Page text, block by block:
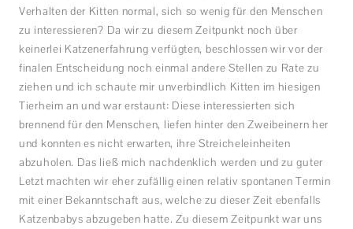
Verhalten der Kitten normal, sich so wenig für den Menschen
zu interessieren? Da wir zu diesem Zeitpunkt noch über
keinerlei Katzenerfahrung verfügten, beschlossen wir vor der
finalen Entscheidung noch einmal andere Stellen zu Rate zu
ziehen und ich schaute mir unverbindlich Kitten im hiesigen
Tierheim an und war erstaunt: Diese interessierten sich
brennend für den Menschen, liefen hinter den Zweibeinern her
und konnten es nicht erwarten, ihre Streicheleinheiten
abzuholen. Das ließ mich nachdenklich werden und zu guter
Letzt machten wir eher zufällig einen relativ spontanen Termin
mit einer Bekanntschaft aus, welche zu dieser Zeit ebenfalls
Katzenbabys abzugeben hatte. Zu diesem Zeitpunkt war uns